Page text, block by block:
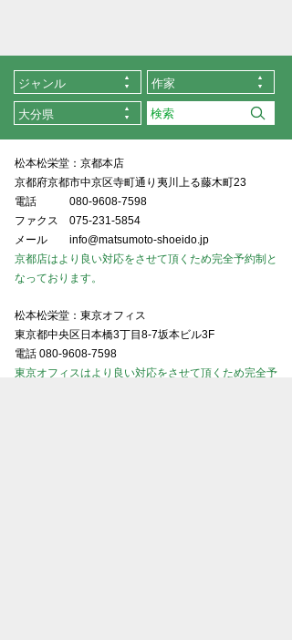
ジャンル 作家
大分県
松本松栄堂：京都本店
京都府京都市中京区寺町通り夷川上る藤木町23
電話
080-9608-7598
ファクス
075-231-5854
メール
info@matsumoto-shoeido.jp
京都店はより良い対応をさせて頂くため完全予約制と
なっております。
松本松栄堂：東京オフィス
東京都中央区日本橋3丁目8-7坂本ビル3F
電話 080-9608-7598
東京オフィスはより良い対応をさせて頂くため完全予